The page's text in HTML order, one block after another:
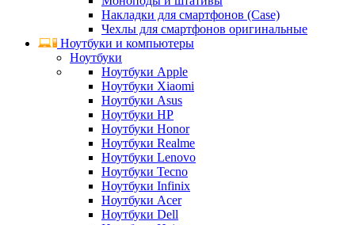
Накладки для смартфонов (Case)
Чехлы для смартфонов оригинальные
Ноутбуки и компьютеры
Ноутбуки
Ноутбуки Apple
Ноутбуки Xiaomi
Ноутбуки Asus
Ноутбуки HP
Ноутбуки Honor
Ноутбуки Realme
Ноутбуки Lenovo
Ноутбуки Tecno
Ноутбуки Infinix
Ноутбуки Acer
Ноутбуки Dell